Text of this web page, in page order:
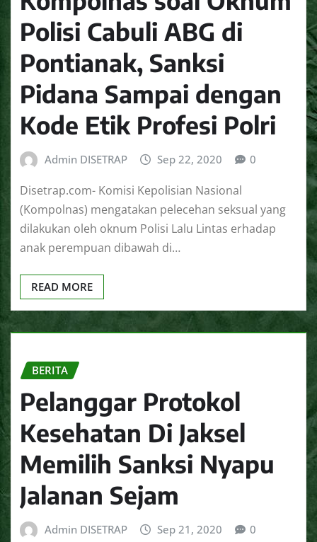
Polisi Cabuli ABG di
Pontianak, Sanksi
Pidana Sampai dengan
Kode Etik Profesi Polri
Admin DISETRAP Sep 22, 2020 0
Disetrap.com- Komisi Kepolisian Nasional
(Kompolnas) mengatakan pelecehan seksual yang
dilakukan oleh oknum Polisi Lalu Lintas erhadap
anak perempuan dibawah di…
READ MORE
BERITA
Pelanggar Protokol
Kesehatan Di Jaksel
Memilih Sanksi Nyapu
Jalanan Sejam
Admin DISETRAP Sep 21, 2020 0